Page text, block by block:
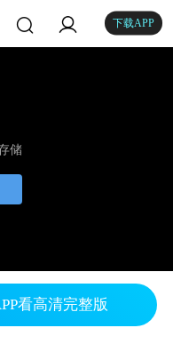
下载APP
储
看高清完整版